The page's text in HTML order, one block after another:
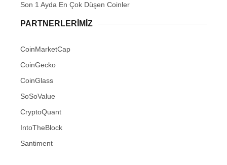
Son 1 Ayda En Çok Düşen Coinler
PARTNERLERIMIZ
CoinMarketCap
CoinGecko
CoinGlass
SoSoValue
CryptoQuant
IntoTheBlock
Santiment